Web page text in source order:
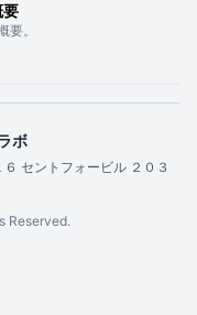
要
要。
ボ
セントフォービル ２０３
Reserved.